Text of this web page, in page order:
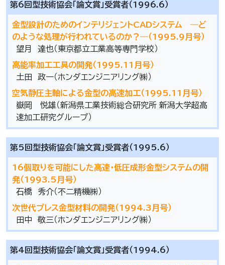
第6回型技術協会「論文賞」受賞者（1996.6）
金型設計のためのインテリジェントCADシステム ―ど
のような処理が行われているのか？―（1995.9月号）
望月 達也（東京都立工業高等専門学校）
高能率加工工具の開発（1995.11月号）
土田 政一（ホンダエンジニアリング㈱）
空気静圧主軸による金型の高速加工（1995.11月号）
嶽岡 悦雄（新潟県工業技術総合研究所 新潟大学超高
速加工研究グループ）
第5回型技術協会「論文賞」受賞者（1995.6）
16個取りを可能にした高速･低圧成形金型システムの開
発（1993.5月号）
石橋 秀介（不二精機㈱）
次世代プレス金型材料の開発（1994.3月号）
田中 敬三（ホンダエンジニアリング㈱）
第4回型技術協会「論文賞」受賞者（1994.6）